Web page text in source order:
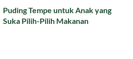
Puding Tempe untuk Anak yang
Suka Pilih-Pilih Makanan